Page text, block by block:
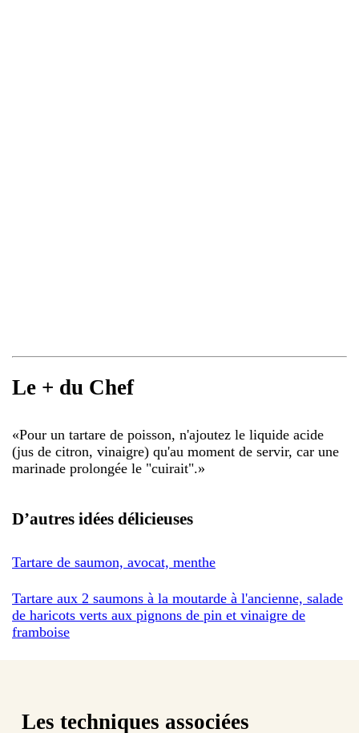
Le + du Chef
«Pour un tartare de poisson, n'ajoutez le liquide acide
(jus de citron, vinaigre) qu'au moment de servir, car une
marinade prolongée le "cuirait".»
D’autres idées délicieuses
Tartare de saumon, avocat, menthe
Tartare aux 2 saumons à la moutarde à l'ancienne, salade
de haricots verts aux pignons de pin et vinaigre de
framboise
Les techniques associées